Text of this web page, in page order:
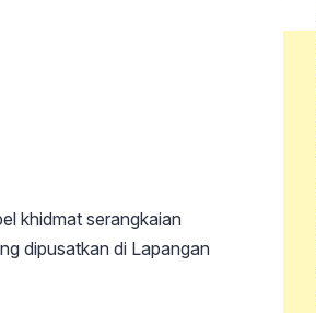
khidmat serangkaian
dipusatkan di Lapangan